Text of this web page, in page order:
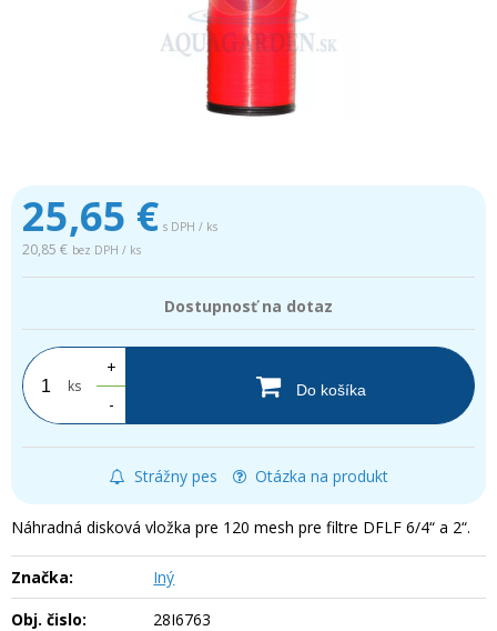
25,65 € s DPH / ks
20,85 € bez DPH / ks
Dostupnosť na dotaz
ks
+
-
Do košíka
Strážny pes Otázka na produkt
Náhradná disková vložka pre 120 mesh pre filtre DFLF 6/4“ a 2“.
Značka:
Iný
Obj. čislo:
28I6763